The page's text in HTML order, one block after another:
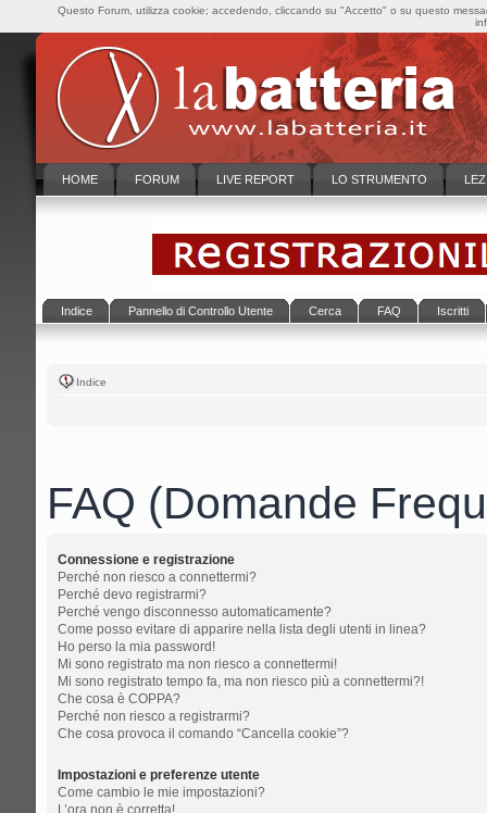
HOME FORUM LIVE REPORT LO STRUMENTO
Indice Pannello di Controllo Utente Cerca FAQ Iscritti
Indice
FAQ (Domande
Connessione e registrazione
Perché non riesco a connettermi?
Perché devo registrarmi?
Perché vengo disconnesso automaticamente?
Come posso evitare di apparire nella lista degli utenti in linea?
Ho perso la mia password!
Mi sono registrato ma non riesco a connettermi!
Mi sono registrato tempo fa, ma non riesco più a connettermi?!
Che cosa è COPPA?
Perché non riesco a registrarmi?
Che cosa provoca il comando “Cancella cookie”?
Impostazioni e preferenze utente
Come cambio le mie impostazioni?
L’ora non è corretta!
Questo Forum, utilizza cookie; accedendo, cliccando su "Accetto" o su questo